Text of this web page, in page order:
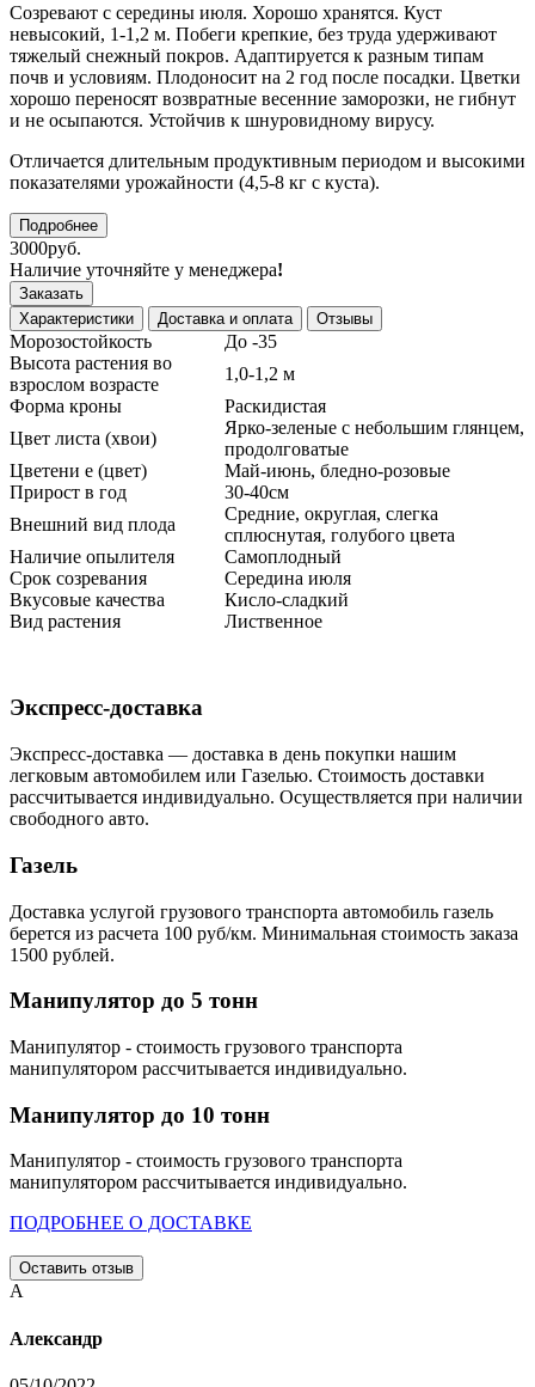
Созревают с середины июля. Хорошо хранятся. Куст
невысокий, 1-1,2 м. Побеги крепкие, без труда удерживают
тяжелый снежный покров. Адаптируется к разным типам
почв и условиям. Плодоносит на 2 год после посадки. Цветки
хорошо переносят возвратные весенние заморозки, не гибнут
и не осыпаются. Устойчив к шнуровидному вирусу.
Отличается длительным продуктивным периодом и высокими
показателями урожайности (4,5-8 кг с куста).
Подробнее
3000руб.
Наличие уточняйте у менеджера!
Заказать
Характеристики
Доставка и оплата Отзывы
Морозостойкость
До -35
Высота растения во
взрослом возрасте
1,0-1,2 м
Форма кроны
Раскидистая
Цвет листа (хвои)
Ярко-зеленые с небольшим глянцем,
продолговатые
Цветени е (цвет)
Май-июнь, бледно-розовые
Прирост в год
30-40см
Внешний вид плода
Средние, округлая, слегка
сплюснутая, голубого цвета
Наличие опылителя
Самоплодный
Срок созревания
Середина июля
Вкусовые качества
Кисло-сладкий
Вид растения
Лиственное
Экспресс-доставка
Экспресс-доставка — доставка в день покупки нашим
легковым автомобилем или Газелью. Стоимость доставки
рассчитывается индивидуально. Осуществляется при наличии
свободного авто.
Газель
Доставка услугой грузового транспорта автомобиль газель
берется из расчета 100 руб/км. Минимальная стоимость заказа
1500 рублей.
Манипулятор до 5 тонн
Манипулятор - стоимость грузового транспорта
манипулятором рассчитывается индивидуально.
Манипулятор до 10 тонн
Манипулятор - стоимость грузового транспорта
манипулятором рассчитывается индивидуально.
ПОДРОБНЕЕ О ДОСТАВКЕ
Оставить отзыв
А
Александр